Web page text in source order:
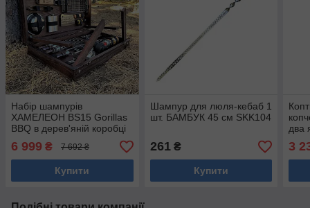
Набір шампурів
ХАМЕЛЕОН BS15 Gorillas
BBQ в дерев'яній коробці
6 999 ₴ 7 692 ₴
Купити
Шампур для люля-кебаб 1
шт. БАМБУК 45 см SKK104
261₴
Купити
два
3